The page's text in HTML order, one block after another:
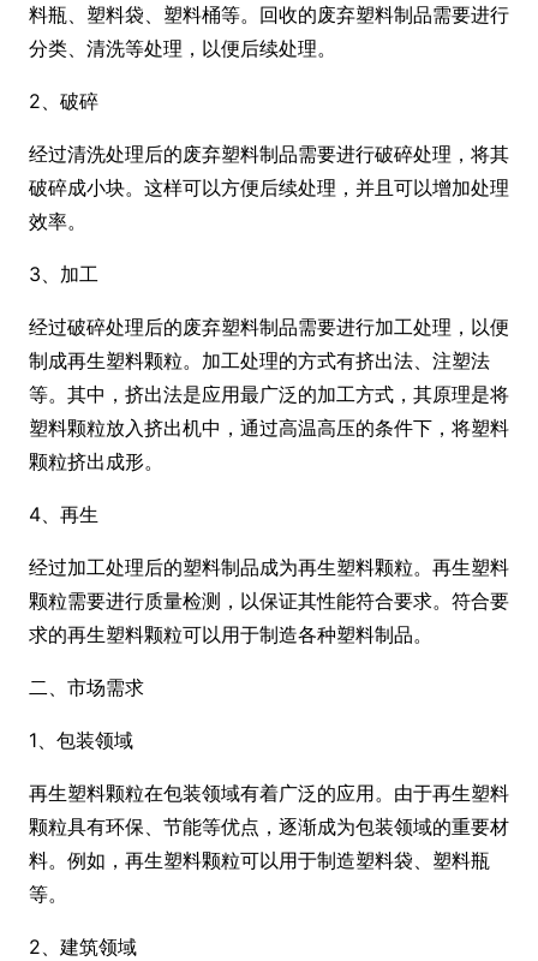
料瓶、塑料袋、塑料桶等。回收的废弃塑料制品需要进行
分类、清洗等处理，以便后续处理。
2、破碎
经过清洗处理后的废弃塑料制品需要进行破碎处理，将其
破碎成小块。这样可以方便后续处理，并且可以增加处理
效率。
3、加工
经过破碎处理后的废弃塑料制品需要进行加工处理，以便
制成再生塑料颗粒。加工处理的方式有挤出法、注塑法
等。其中，挤出法是应用最广泛的加工方式，其原理是将
塑料颗粒放入挤出机中，通过高温高压的条件下，将塑料
颗粒挤出成形。
4、再生
经过加工处理后的塑料制品成为再生塑料颗粒。再生塑料
颗粒需要进行质量检测，以保证其性能符合要求。符合要
求的再生塑料颗粒可以用于制造各种塑料制品。
二、市场需求
1、包装领域
再生塑料颗粒在包装领域有着广泛的应用。由于再生塑料
颗粒具有环保、节能等优点，逐渐成为包装领域的重要材
料。例如，再生塑料颗粒可以用于制造塑料袋、塑料瓶
等。
2、建筑领域